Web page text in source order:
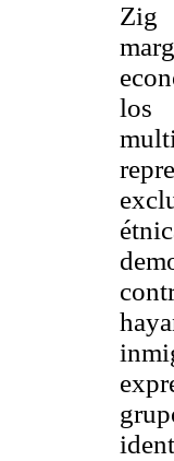
Zig
los